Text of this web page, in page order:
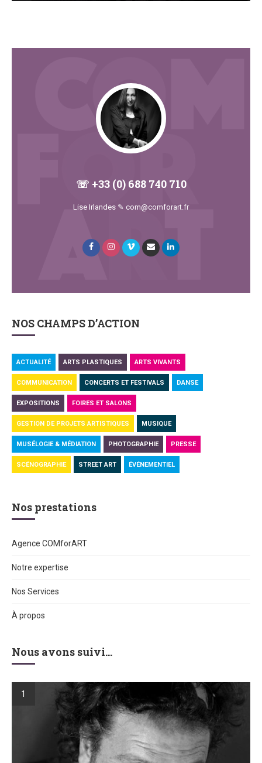
☏ +33 (0) 688 740 710
Lise Irlandes ✎ com@comforart.fr
NOS CHAMPS D’ACTION
ACTUALITÉ ARTS PLASTIQUES ARTS VIVANTS
COMMUNICATION CONCERTS ET FESTIVALS DANSE
EXPOSITIONS FOIRES ET SALONS
GESTION DE PROJETS ARTISTIQUES MUSIQUE
MUSÉLOGIE & MÉDIATION PHOTOGRAPHIE PRESSE
SCÉNOGRAPHIE STREET ART ÉVÉNEMENTIEL
Nos prestations
Agence COMforART
Notre expertise
Nos Services
À propos
Nous avons suivi…